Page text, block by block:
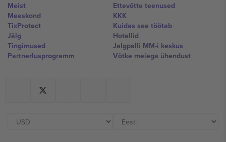
Meist
Meeskond
TixProtect
Jälg
Tingimused
Partnerlusprogramm
Ettevõtte teenused
KKK
Kuidas see töötab
Hotellid
Jalgpalli MM-i keskus
Võtke meiega ühendust